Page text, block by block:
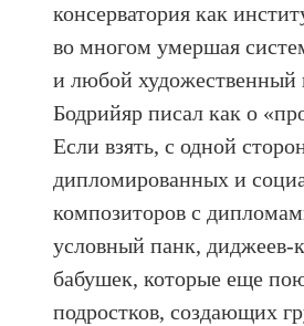
консерватория как
во многом умершая
и любой художественный
Бодрийяр писал как о
Если взять, с одной
дипломированных и
композиторов с
условный панк, диджеев-
бабушек, которые еще
подростков, создающих